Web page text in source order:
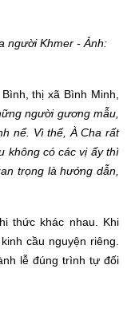
người Khmer - Ảnh:
thị xã Bình Minh,
người gương mẫu,
nể. Vì thế, À Cha rất
không có các vị ấy thì
trọng là hướng dẫn,
thức khác nhau. Khi
cầu nguyện riêng.
lễ đúng trình tự đối